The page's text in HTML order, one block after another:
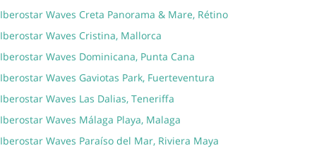
Iberostar Waves Creta Panorama & Mare, Rétino
Iberostar Waves Cristina, Mallorca
Iberostar Waves Dominicana, Punta Cana
Iberostar Waves Gaviotas Park, Fuerteventura
Iberostar Waves Las Dalias, Teneriffa
Iberostar Waves Málaga Playa, Malaga
Iberostar Waves Paraíso del Mar, Riviera Maya